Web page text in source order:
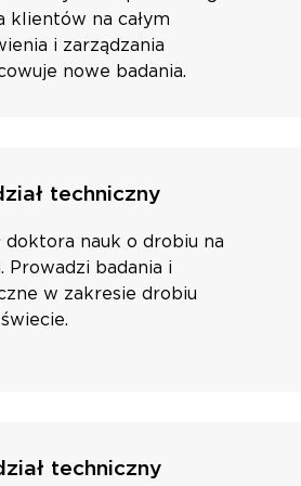
klientów na całym
i zarządzania
nowe badania.
techniczny
doktora nauk o drobiu na
Prowadzi badania i
w zakresie drobiu
techniczny